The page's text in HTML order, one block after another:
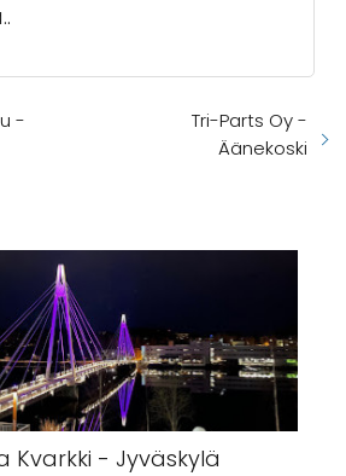
-
Tri-Parts Oy -
Äänekoski
Kvarkki - Jyväskylä